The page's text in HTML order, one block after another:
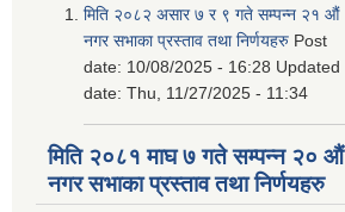
मिति २०८२ असार ७ र ९ गते सम्पन्न २१ औं
नगर सभाका प्रस्ताव तथा निर्णयहरु Post
date: 10/08/2025 - 16:28 Updated
date: Thu, 11/27/2025 - 11:34
मिति २०८१ माघ ७ गते सम्पन्न २० औं
नगर सभाका प्रस्ताव तथा निर्णयहरु